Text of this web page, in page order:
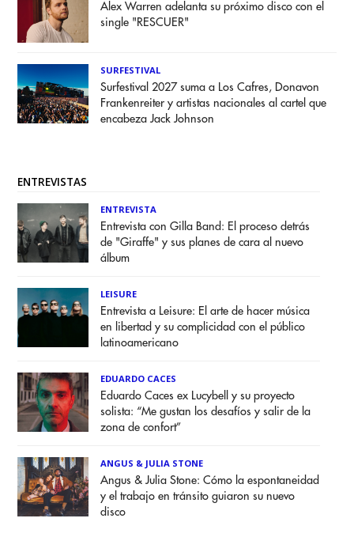
Alex Warren adelanta su próximo disco con el
single "RESCUER"
SURFESTIVAL
Surfestival 2027 suma a Los Cafres, Donavon
Frankenreiter y artistas nacionales al cartel que
encabeza Jack Johnson
ENTREVISTAS
ENTREVISTA
Entrevista con Gilla Band: El proceso detrás
de "Giraffe" y sus planes de cara al nuevo
álbum
LEISURE
Entrevista a Leisure: El arte de hacer música
en libertad y su complicidad con el público
latinoamericano
EDUARDO CACES
Eduardo Caces ex Lucybell y su proyecto
solista: “Me gustan los desafíos y salir de la
zona de confort”
ANGUS & JULIA STONE
Angus & Julia Stone: Cómo la espontaneidad
y el trabajo en tránsito guiaron su nuevo
disco